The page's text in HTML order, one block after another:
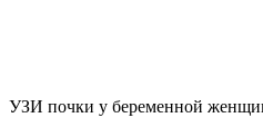
УЗИ почки у беременной